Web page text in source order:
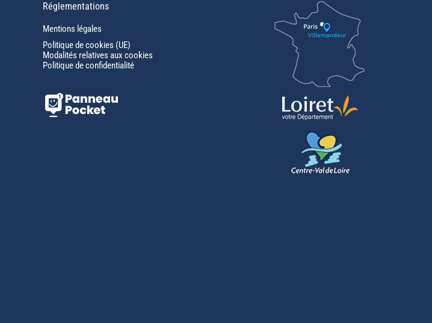
Réglementations
Mentions légales
Politique de cookies (UE)
Modalités relatives aux cookies
Politique de confidentialité